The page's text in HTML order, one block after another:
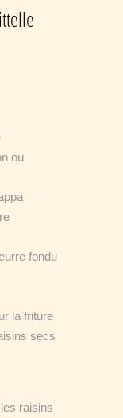
ou
fondu
la friture
secs
raisins